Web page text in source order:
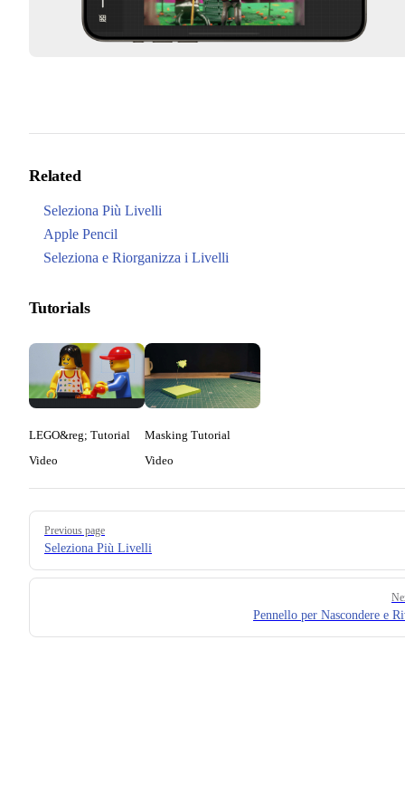
Related
Seleziona Più Livelli
Apple Pencil
Seleziona e Riorganizza i Livelli
Tutorials
LEGO&reg; Tutorial
Video
Masking Tutorial
Video
Pager
Previous page
Seleziona Più Livelli
Pennello per Nascondere e